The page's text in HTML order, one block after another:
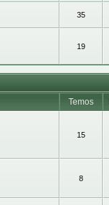
35
19
Temos
15
8